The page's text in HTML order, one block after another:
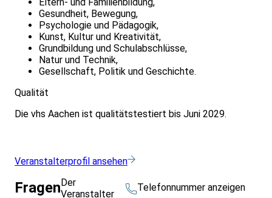
Eltern- und Familienbildung,
Gesundheit, Bewegung,
Psychologie und Pädagogik,
Kunst, Kultur und Kreativität,
Grundbildung und Schulabschlüsse,
Natur und Technik,
Gesellschaft, Politik und Geschichte.
Qualität
Die vhs Aachen ist qualitätstestiert bis Juni 2029.
Veranstalterprofil ansehen
Fragen Der
Veranstalter
Telefonnummer anzeigen